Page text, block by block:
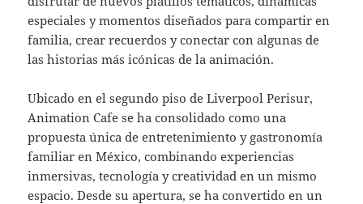
especiales y momentos diseñados para compartir en
familia, crear recuerdos y conectar con algunas de
las historias más icónicas de la animación.
Ubicado en el segundo piso de Liverpool Perisur,
Animation Cafe se ha consolidado como una
propuesta única de entretenimiento y gastronomía
familiar en México, combinando experiencias
inmersivas, tecnología y creatividad en un mismo
espacio. Desde su apertura, se ha convertido en un